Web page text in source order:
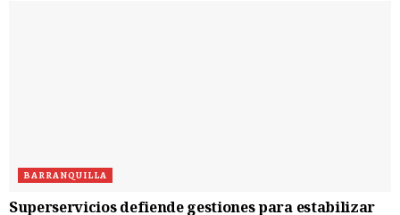
BARRANQUILLA
Superservicios defiende gestiones para estabilizar